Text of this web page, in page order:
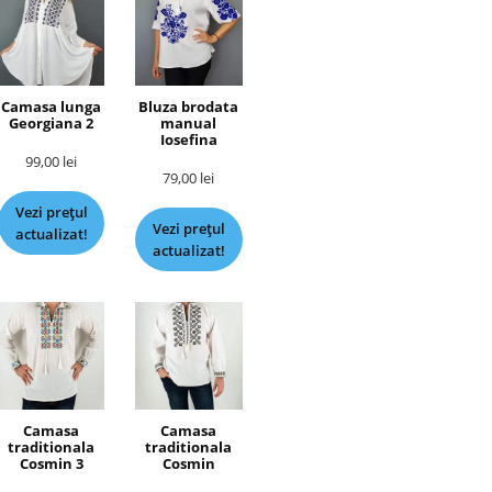
Camasa lunga
Georgiana 2
99,00 lei
Vezi prețul
actualizat!
Bluza brodata
manual
Iosefina
79,00 lei
Vezi prețul
actualizat!
Camasa
traditionala
Cosmin 3
Camasa
traditionala
Cosmin